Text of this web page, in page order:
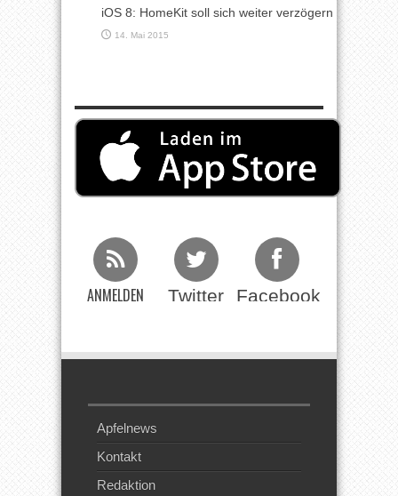
iOS 8: HomeKit soll sich weiter verzögern
14. Mai 2015
ANMELDEN Twitter Facebook
Apfelnews
Kontakt
Redaktion